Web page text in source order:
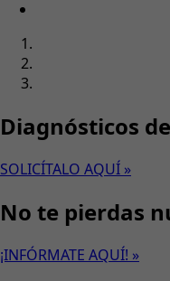
Diagnósticos
SOLICÍTALO AQUÍ »
No te pierdas
¡INFÓRMATE AQUÍ! »